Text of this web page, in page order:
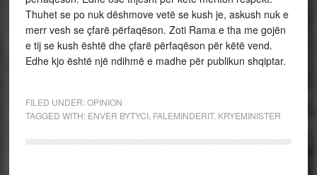
Thuhet se po nuk dëshmove vetë se kush je, askush nuk e
merr vesh se çfarë përfaqëson. Zoti Rama e tha me gojën
e tij se kush është dhe çfarë përfaqëson për këtë vend.
Edhe kjo është një ndihmë e madhe për publikun shqiptar.
FILED UNDER:OPINION
TAGGED WITH: ENVER BYTYCI, FALEMINDERIT, KRYEMINISTER